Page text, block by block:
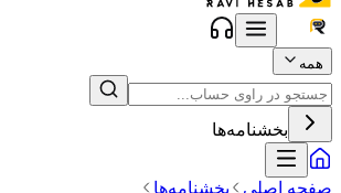
همه
بخشنامه‌ها
صفحه اصلی بخشنامه‌ها